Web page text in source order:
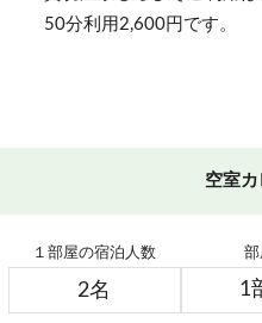
50分利用2,600円です。
空室
１部屋の宿泊人数 部